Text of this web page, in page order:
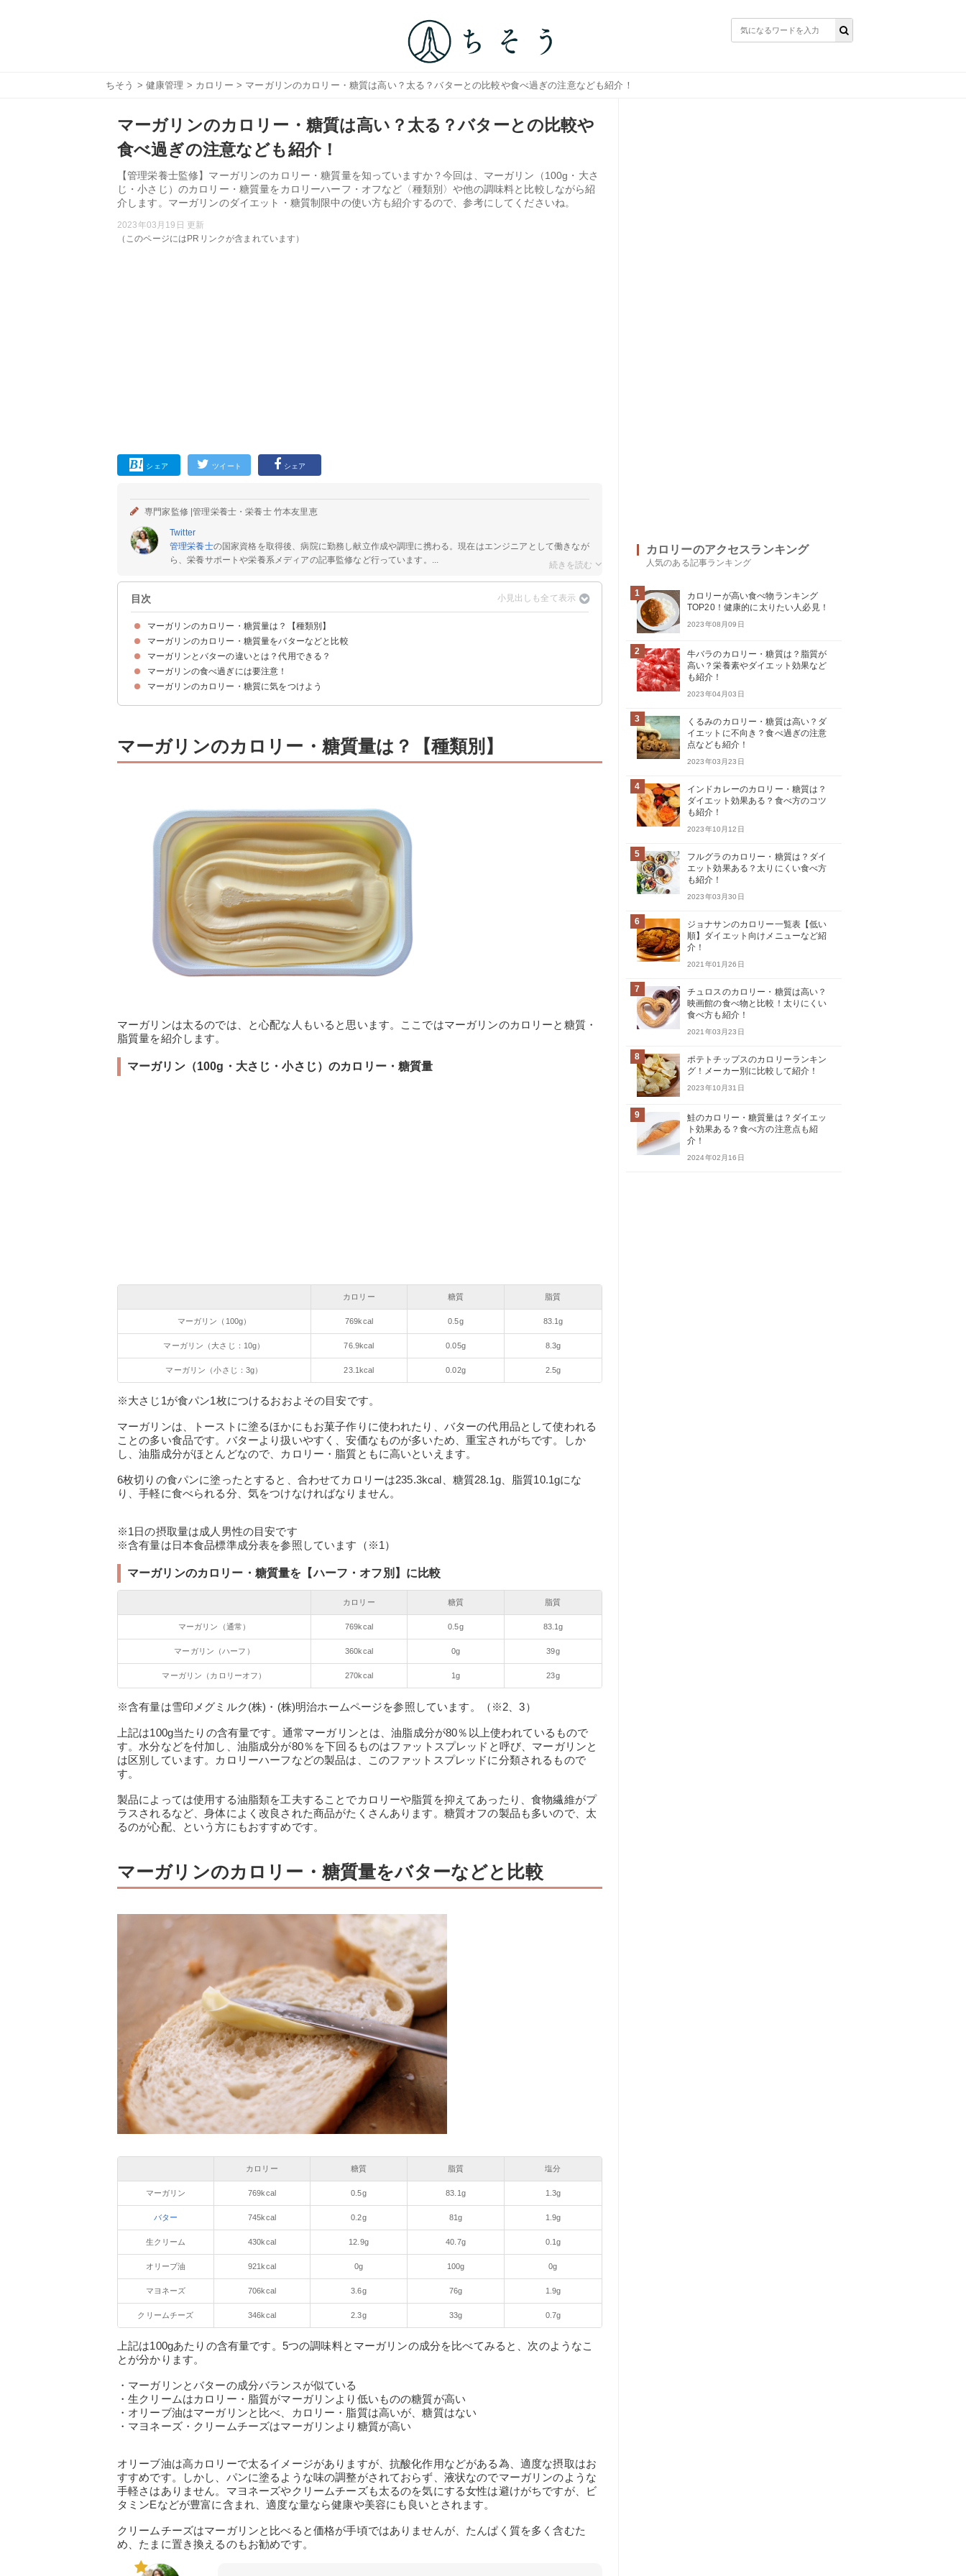
ちそう > 健康管理 > カロリー > マーガリンのカロリー・糖質は高い？太る？バターとの比較や食べ過ぎの注意なども紹介！
マーガリンのカロリー・糖質は高い？太る？バターとの比較や
食べ過ぎの注意なども紹介！
【管理栄養士監修】マーガリンのカロリー・糖質量を知っていますか？今回は、マーガリン（100g・大さ
じ・小さじ）のカロリー・糖質量をカロリーハーフ・オフなど〈種類別〉や他の調味料と比較しながら紹
介します。マーガリンのダイエット・糖質制限中の使い方も紹介するので、参考にしてくださいね。
2023年03月19日 更新
（このページにはPRリンクが含まれています）
シェア ツイート シェア
専門家監修 |管理栄養士・栄養士 竹本友里恵
Twitter
管理栄養士の国家資格を取得後、病院に勤務し献立作成や調理に携わる。現在はエンジニアとして働きなが
ら、栄養サポートや栄養系メディアの記事監修など行っています。...
目次
マーガリンのカロリー・糖質量は？【種類別】
マーガリン（100g・大さじ・小さじ）のカロリー・糖質量
マーガリンのカロリー・糖質量を【ハーフ・オフ別】に比較
マーガリンのカロリー・糖質量をバターなどと比較
マーガリンとバターの違いとは？代用できる？
マーガリンとバターでは油分の種類が違う
マーガリンの食べ過ぎには要注意！
マーガリンの食べ過ぎによる悪影響
1日の摂取量の目安
マーガリンのカロリー・糖質に気をつけよう
マーガリンのカロリー・糖質量は？【種類別】
マーガリンは太るのでは、と心配な人もいると思います。ここではマーガリンのカロリーと糖質・
脂質量を紹介します。
マーガリン（100g・大さじ・小さじ）のカロリー・糖質量
カロリー 糖質 脂質
マーガリン（100g） 769kcal 0.5g 83.1g
マーガリン（大さじ：10g） 76.9kcal 0.05g 8.3g
マーガリン（小さじ：3g） 23.1kcal 0.02g 2.5g
※大さじ1が食パン1枚につけるおおよその目安です。
マーガリンは、トーストに塗るほかにもお菓子作りに使われたり、バターの代用品として使われる
ことの多い食品です。バターより扱いやすく、安価なものが多いため、重宝されがちです。しか
し、油脂成分がほとんどなので、カロリー・脂質ともに高いといえます。
6枚切りの食パンに塗ったとすると、合わせてカロリーは235.3kcal、糖質28.1g、脂質10.1gにな
り、手軽に食べられる分、気をつけなければなりません。
※1日の摂取量は成人男性の目安です
※含有量は日本食品標準成分表を参照しています（※1）
マーガリンのカロリー・糖質量を【ハーフ・オフ別】に比較
カロリー 糖質 脂質
マーガリン（通常） 769kcal 0.5g 83.1g
マーガリン（ハーフ） 360kcal 0g 39g
マーガリン（カロリーオフ） 270kcal 1g 23g
※含有量は雪印メグミルク(株)・(株)明治ホームページを参照しています。（※2、3）
上記は100g当たりの含有量です。通常マーガリンとは、油脂成分が80％以上使われているもので
す。水分などを付加し、油脂成分が80％を下回るものはファットスプレッドと呼び、マーガリンと
は区別しています。カロリーハーフなどの製品は、このファットスプレッドに分類されるもので
す。
製品によっては使用する油脂類を工夫することでカロリーや脂質を抑えてあったり、食物繊維がプ
ラスされるなど、身体によく改良された商品がたくさんあります。糖質オフの製品も多いので、太
るのが心配、という方にもおすすめです。
マーガリンのカロリー・糖質量をバターなどと比較
カロリー 糖質 脂質 塩分
マーガリン 769kcal 0.5g 83.1g 1.3g
バター 745kcal 0.2g 81g 1.9g
生クリーム 430kcal 12.9g 40.7g 0.1g
オリーブ油 921kcal 0g 100g 0g
マヨネーズ 706kcal 3.6g 76g 1.9g
クリームチーズ 346kcal 2.3g 33g 0.7g
上記は100gあたりの含有量です。5つの調味料とマーガリンの成分を比べてみると、次のようなこ
とが分かります。
・マーガリンとバターの成分バランスが似ている
・生クリームはカロリー・脂質がマーガリンより低いものの糖質が高い
・オリーブ油はマーガリンと比べ、カロリー・脂質は高いが、糖質はない
・マヨネーズ・クリームチーズはマーガリンより糖質が高い
オリーブ油は高カロリーで太るイメージがありますが、抗酸化作用などがある為、適度な摂取はお
すすめです。しかし、パンに塗るような味の調整がされておらず、液状なのでマーガリンのような
手軽さはありません。マヨネーズやクリームチーズも太るのを気にする女性は避けがちですが、ビ
タミンEなどが豊富に含まれ、適度な量なら健康や美容にも良いとされます。
クリームチーズはマーガリンと比べると価格が手頃ではありませんが、たんぱく質を多く含むた
め、たまに置き換えるのもお勧めです。
カロリーのアクセスランキング
人気のある記事ランキング
1
カロリーが高い食べ物ランキング
TOP20！健康的に太りたい人必見！
2023年08月09日
2
牛バラのカロリー・糖質は？脂質が
高い？栄養素やダイエット効果など
も紹介！
2023年04月03日
3
くるみのカロリー・糖質は高い？ダ
イエットに不向き？食べ過ぎの注意
点なども紹介！
2023年03月23日
4
インドカレーのカロリー・糖質は？
ダイエット効果ある？食べ方のコツ
も紹介！
2023年10月12日
5
フルグラのカロリー・糖質は？ダイ
エット効果ある？太りにくい食べ方
も紹介！
2023年03月30日
6
ジョナサンのカロリー一覧表【低い
順】ダイエット向けメニューなど紹
介！
2021年01月26日
7
チュロスのカロリー・糖質は高い？
映画館の食べ物と比較！太りにくい
食べ方も紹介！
2021年03月23日
8
ポテトチップスのカロリーランキン
グ！メーカー別に比較して紹介！
2023年10月31日
9
鮭のカロリー・糖質量は？ダイエッ
ト効果ある？食べ方の注意点も紹
介！
2024年02月16日